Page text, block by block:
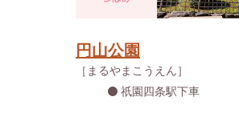
円山公園
［まるやまこうえん］
祇園四条駅下車